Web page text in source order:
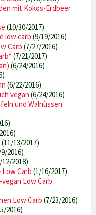
mit Kokos-Erdbeer
(10/30/2017)
low carb (9/19/2016)
Carb (7/27/2016)
(7/21/2017)
(6/24/2016)
(6/22/2016)
vegan (6/24/2016)
und Walnüssen
(11/13/2017)
2016)
12/2018)
Carb (1/16/2017)
Low Carb
Low Carb (7/23/2016)
2016)